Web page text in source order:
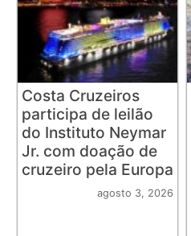
Costa Cruzeiros
participa de leilão
do Instituto Neymar
Jr. com doação de
cruzeiro pela Europa
agosto 3, 2026